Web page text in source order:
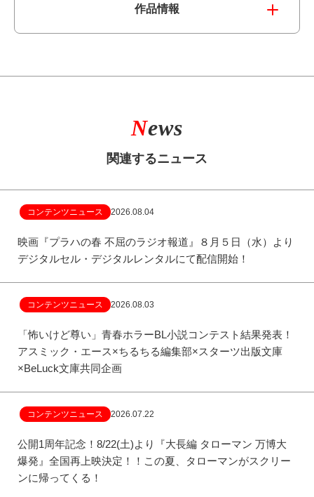
作品情報
News
関連するニュース
コンテンツニュース 2026.08.04
映画『プラハの春 不屈のラジオ報道』８月５日（水）より
デジタルセル・デジタルレンタルにて配信開始！
コンテンツニュース 2026.08.03
「怖いけど尊い」青春ホラーBL小説コンテスト結果発表！
アスミック・エース×ちるちる編集部×スターツ出版文庫
×BeLuck文庫共同企画
コンテンツニュース 2026.07.22
公開1周年記念！8/22(土)より『大長編 タローマン 万博大
爆発』全国再上映決定！！この夏、タローマンがスクリー
ンに帰ってくる！